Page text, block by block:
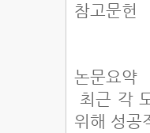
참고문헌
논문요약
최근 각
위해 성공